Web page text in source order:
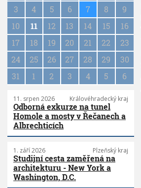
a
i
o
n
3
4 5 6 7 8
9
10
11 12 13 14 15
16
17
18 19 20 21 22
23
24
25 26 27 28 29
30
31
1 2 3 4 5 6
11. srpen 2026 Královéhradecký kraj
Odborná exkurze na tunel
Homole a mosty v Řečanech a
Albrechticích
1. září 2026 Plzeňský kraj
Studijní cesta zaměřená na
architekturu - New York a
Washington, D.C.